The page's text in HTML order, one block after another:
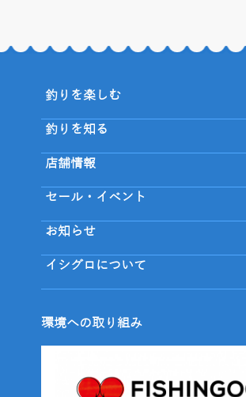
釣りを楽しむ
釣りを知る
店舗情報
セール・イベント
お知らせ
イシグロについて
環境への取り組み